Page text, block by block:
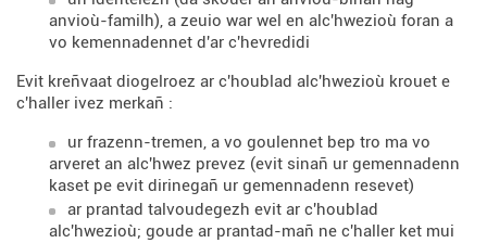
anvioù-familh), a zeuio war wel en alc'hwezioù foran a
vo kemennadennet d'ar c'hevredidi
Evit kreñvaat diogelroez ar c'houblad alc'hwezioù krouet e
c'haller ivez merkañ :
ur frazenn-tremen, a vo goulennet bep tro ma vo
arveret an alc'hwez prevez (evit sinañ ur gemennadenn
kaset pe evit dirinegañ ur gemennadenn resevet)
ar prantad talvoudegezh evit ar c'houblad
alc'hwezioù; goude ar prantad-mañ ne c'haller ket mui